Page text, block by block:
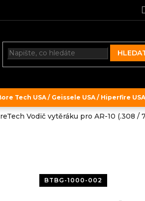
Tech USA / Geissele USA / Hiperfire
Vodič vytěráku pro AR-10 (.308 /
BTBG-1000-002